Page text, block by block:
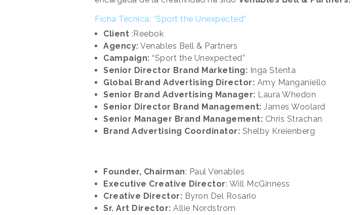
Ficha Técnica: “Sport the Unexpected”
Client :Reebok
Agency: Venables Bell & Partners
Campaign: “Sport the Unexpected”
Senior Director Brand Marketing: Inga Stenta
Global Brand Advertising Director: Amy Manganiello
Senior Brand Advertising Manager: Laura Whedon
Senior Director Brand Management: James Woolard
Senior Manager Brand Management: Chris Strachan
Brand Advertising Coordinator: Shelby Kreienberg
Founder, Chairman: Paul Venables
Executive Creative Director: Will McGinness
Creative Director: Byron Del Rosario
Sr. Art Director: Allie Nordstrom